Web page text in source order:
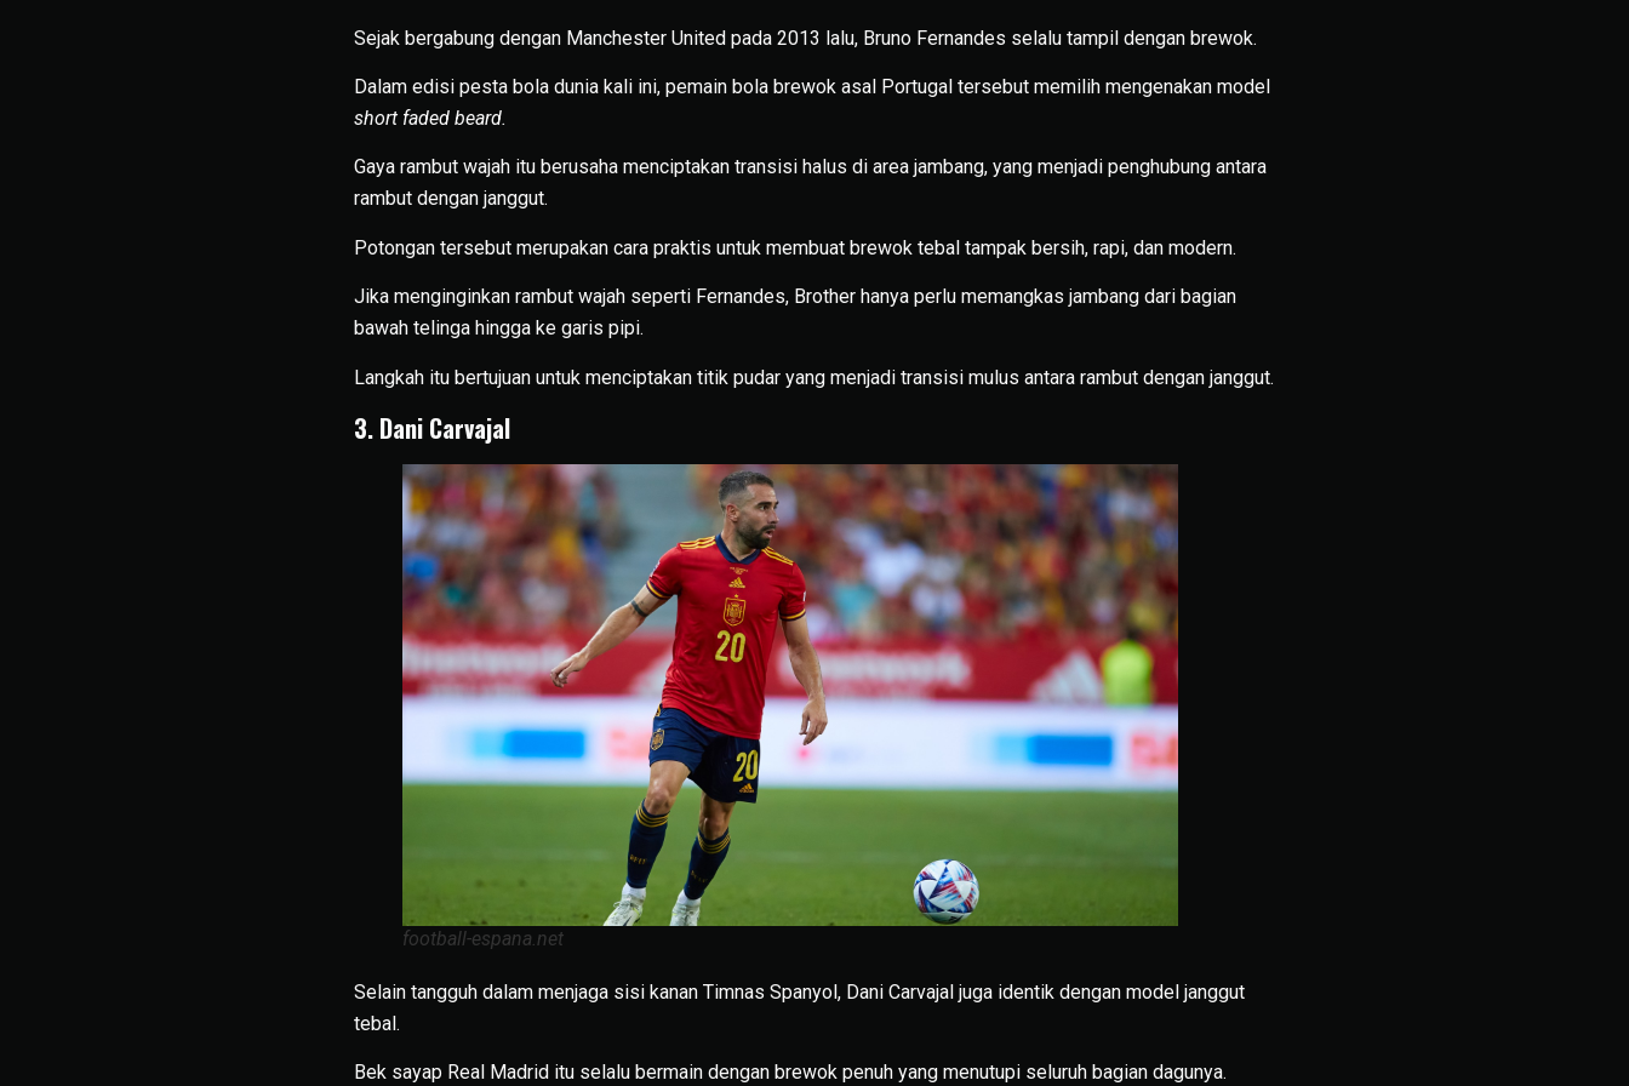
Sejak bergabung dengan Manchester United pada 2013 lalu, Bruno Fernandes selalu tampil dengan brewok.
Dalam edisi pesta bola dunia kali ini, pemain bola brewok asal Portugal tersebut memilih mengenakan model
short faded beard.
Gaya rambut wajah itu berusaha menciptakan transisi halus di area jambang, yang menjadi penghubung antara
rambut dengan janggut.
Potongan tersebut merupakan cara praktis untuk membuat brewok tebal tampak bersih, rapi, dan modern.
Jika menginginkan rambut wajah seperti Fernandes, Brother hanya perlu memangkas jambang dari bagian
bawah telinga hingga ke garis pipi.
Langkah itu bertujuan untuk menciptakan titik pudar yang menjadi transisi mulus antara rambut dengan janggut.
3. Dani Carvajal
football-espana.net
Selain tangguh dalam menjaga sisi kanan Timnas Spanyol, Dani Carvajal juga identik dengan model janggut
tebal.
Bek sayap Real Madrid itu selalu bermain dengan brewok penuh yang menutupi seluruh bagian dagunya.